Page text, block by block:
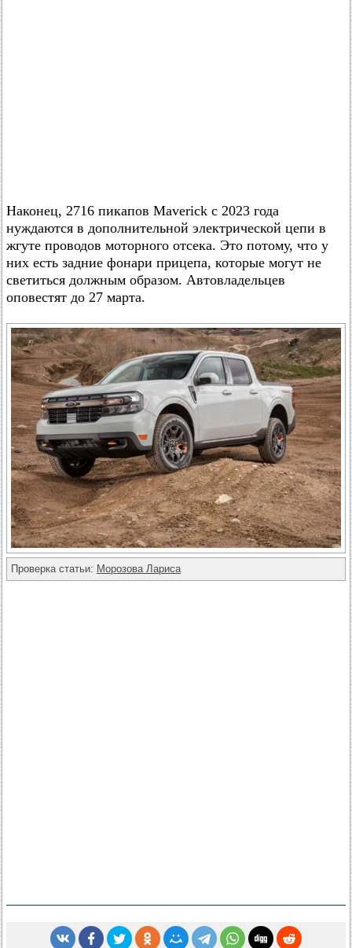
Наконец, 2716 пикапов Maverick с 2023 года
нуждаются в дополнительной электрической цепи в
жгуте проводов моторного отсека. Это потому, что у
них есть задние фонари прицепа, которые могут не
светиться должным образом. Автовладельцев
оповестят до 27 марта.
Проверка статьи: Морозова Лариса